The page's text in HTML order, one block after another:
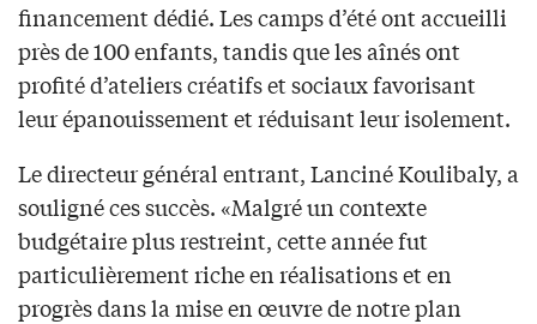
financement dédié. Les camps d’été ont accueilli
près de 100 enfants, tandis que les aînés ont
profité d’ateliers créatifs et sociaux favorisant
leur épanouissement et réduisant leur isolement.​
Le directeur général entrant, Lanciné Koulibaly, a
souligné ces succès. «Malgré un contexte
budgétaire plus restreint, cette année fut
particulièrement riche en réalisations et en
progrès dans la mise en œuvre de notre plan